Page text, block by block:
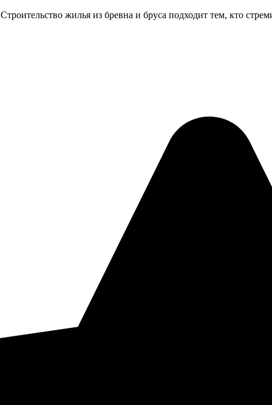
Строительство жилья из бревна и бруса подходит тем, кто